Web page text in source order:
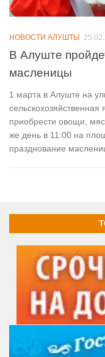
НОВОСТИ АЛУШТЫ
В Алуште
масленицы
1 марта в Алуште на
сельскохозяйственная
приобрести овощи,
же день в 11:00 на
празднование